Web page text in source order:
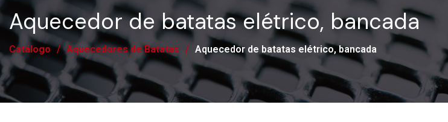
Aquecedor de batatas elétrico, bancada
Catálogo / Aquecedores de Batatas / Aquecedor de batatas elétrico, bancada